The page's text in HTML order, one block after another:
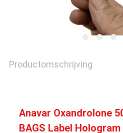
Productomschrijving
Anavar Oxandrolone
BAGS Label